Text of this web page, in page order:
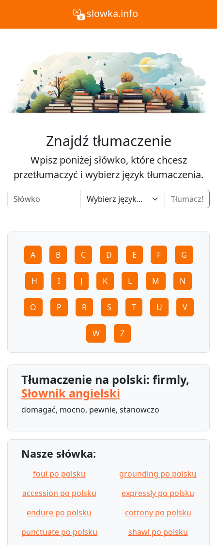
slowka.info
Znajdź tłumaczenie
Wpisz poniżej słówko, które chcesz
przetłumaczyć i wybierz język tłumaczenia.
Tłumacz!
A B C D E F G
H I J K L M N
O P R S T U V
W Z
Tłumaczenie na polski: firmly,
Słownik angielski
domagać, mocno, pewnie, stanowczo
Nasze słówka:
foul po polsku
grounding po polsku
accession po polsku
expressly po polsku
endure po polsku
cottony po polsku
punctuate po polsku
shawl po polsku